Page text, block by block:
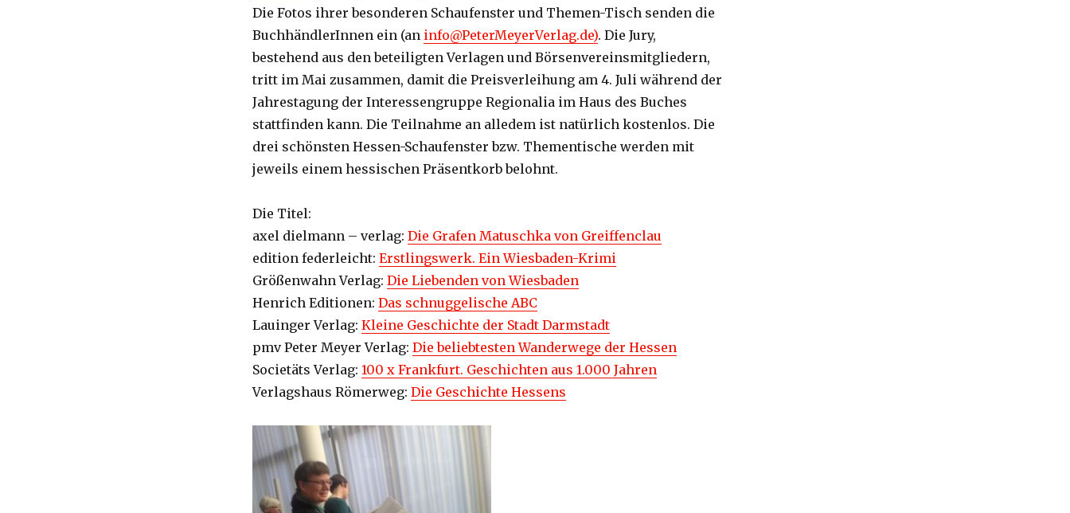
Die Fotos ihrer besonderen Schaufenster und Themen-Tisch senden die
BuchhändlerInnen ein (an info@PeterMeyerVerlag.de). Die Jury,
bestehend aus den beteiligten Verlagen und Börsenvereinsmitgliedern,
tritt im Mai zusammen, damit die Preisverleihung am 4. Juli während der
Jahrestagung der Interessengruppe Regionalia im Haus des Buches
stattfinden kann. Die Teilnahme an alledem ist natürlich kostenlos. Die
drei schönsten Hessen-Schaufenster bzw. Thementische werden mit
jeweils einem hessischen Präsentkorb belohnt.
Die Titel:
axel dielmann – verlag: Die Grafen Matuschka von Greiffenclau
edition federleicht: Erstlingswerk. Ein Wiesbaden-Krimi
Größenwahn Verlag: Die Liebenden von Wiesbaden
Henrich Editionen: Das schnuggelische ABC
Lauinger Verlag: Kleine Geschichte der Stadt Darmstadt
pmv Peter Meyer Verlag: Die beliebtesten Wanderwege der Hessen
Societäts Verlag: 100 x Frankfurt. Geschichten aus 1.000 Jahren
Verlagshaus Römerweg: Die Geschichte Hessens